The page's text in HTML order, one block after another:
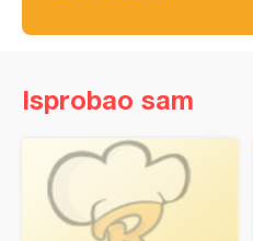
Isprobao sam